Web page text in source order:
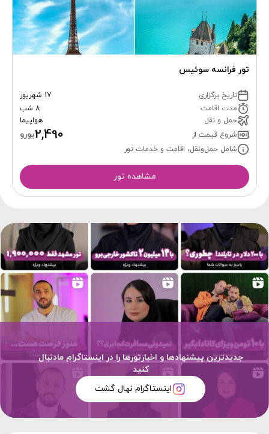
تور فرانسه سوئیس
تاریخ برگزاری
17 شهریور
مدت اقامت
8 شب
حمل و نقل
هواپیما
شروع قیمت از
2,490یورو
شامل حمل‌ونقل، اقامت و خدمات تور
مشاهده تور
جدیدترین پیشنهادها و اخبارتورها را در اینستاگرام مادنبال
کنید
اینستاگرام نهال گشت